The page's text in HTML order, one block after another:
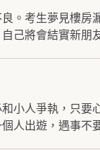
。考生夢見樓房
己將會結實新朋
小人爭執，只要
人出遊，遇事不